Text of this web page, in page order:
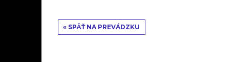
« SPÄŤ NA PREVÁDZKU